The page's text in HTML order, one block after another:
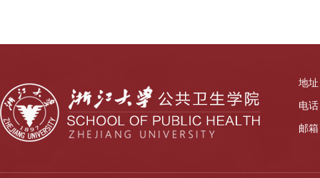
地
电话
邮箱